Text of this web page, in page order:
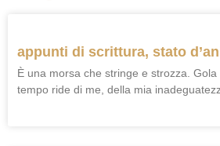
appunti di scrittura, stato
È una morsa che stringe e strozza.
tempo ride di me, della mia